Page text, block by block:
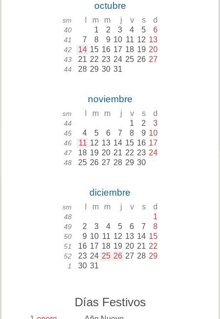
octubre
sm m m j v s d
40 1 2 3 4 5 6
41 7 8 9 10 11 12 13
42 14 15 16 17 18 19 20
43 21 22 23 24 25 26 27
44 28 29 30 31
noviembre
sm m m j v s d
44 1 2 3
45 4 5 6 7 8 9 10
46 11 12 13 14 15 16 17
47 18 19 20 21 22 23 24
48 25 26 27 28 29 30
diciembre
sm m m j v s d
48 1
49 2 3 4 5 6 7 8
50 9 10 11 12 13 14 15
51 16 17 18 19 20 21 22
52 23 24 25 26 27 28 29
1 30 31
Días Festivos